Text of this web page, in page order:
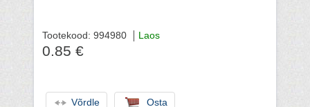
Tootekood: 994980 Laos
0.85 €
Võrdle Osta